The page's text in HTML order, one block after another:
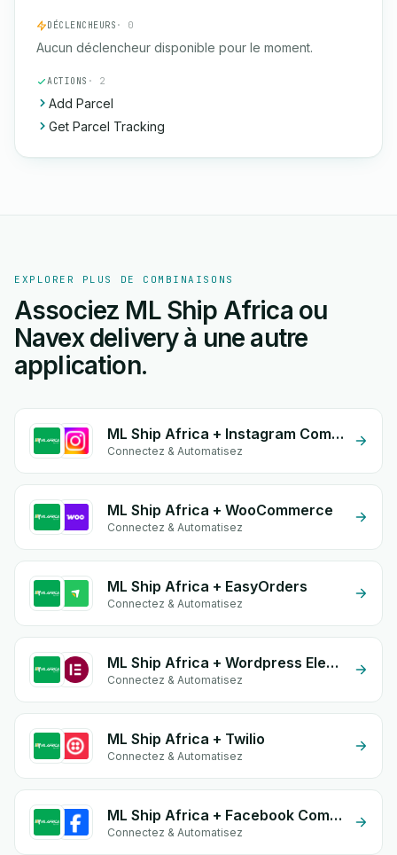
DÉCLENCHEURS · 0
Aucun déclencheur disponible pour le moment.
ACTIONS · 2
Add Parcel
Get Parcel Tracking
EXPLORER PLUS DE COMBINAISONS
Associez ML Ship Africa ou
Navex delivery à une autre
application.
ML Ship Africa + Instagram Comment
Connectez & Automatisez
ML Ship Africa + WooCommerce
Connectez & Automatisez
ML Ship Africa + EasyOrders
Connectez & Automatisez
ML Ship Africa + Wordpress Elementor
Connectez & Automatisez
ML Ship Africa + Twilio
Connectez & Automatisez
ML Ship Africa + Facebook Commerce
Connectez & Automatisez